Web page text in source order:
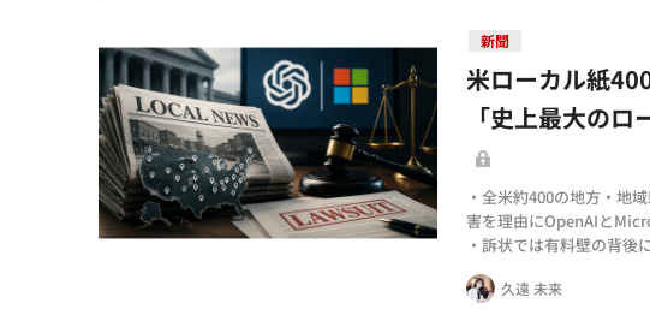
新聞
米ローカル紙
「史上最大の
・全米約400の地方・地
害を理由にOpenAIと
・訴状では有料壁の背後
ングされ、著作権管理情
・OpenAIは「フェアユー
久遠 未来